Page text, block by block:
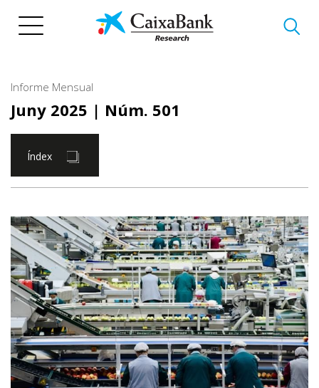
Informe Mensual
Juny 2025 | Núm. 501
Índex